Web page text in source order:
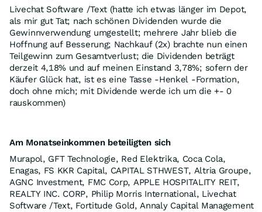
Livechat Software /Text (hatte ich etwas länger im Depot,
als mir gut Tat; nach schönen Dividenden wurde die
Gewinnverwendung umgestellt; mehrere Jahr blieb die
Hoffnung auf Besserung; Nachkauf (2x) brachte nun einen
Teilgewinn zum Gesamtverlust; die Dividenden beträgt
derzeit 4,18% und auf meinen Einstand 3,78%; sofern der
Käufer Glück hat, ist es eine Tasse -Henkel -Formation,
doch ohne mich; mit Dividende werde ich um die +- 0
rauskommen)
Am Monatseinkommen beteiligten sich
Murapol, GFT Technologie, Red Elektrika, Coca Cola,
Enagas, FS KKR Capital, CAPITAL STHWEST, Altria Groupe,
AGNC Investment, FMC Corp, APPLE HOSPITALITY REIT,
REALTY INC. CORP, Philip Morris International, Livechat
Software /Text, Fortitude Gold, Annaly Capital Management